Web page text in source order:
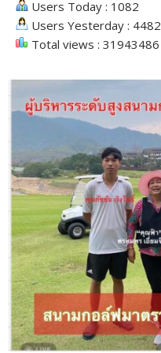
Users Today : 1082
Users Yesterday : 4482
Total views : 31943486